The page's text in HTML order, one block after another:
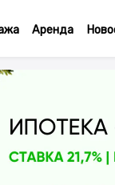
Аренда